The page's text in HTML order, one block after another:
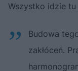
Wszystko idzie
Budowa
zakłóceń.